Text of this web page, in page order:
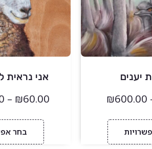
יענים
₪600.00
אני נראית
₪60.00
–
בחר